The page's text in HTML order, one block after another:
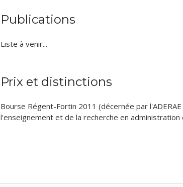
Publications
Liste à venir...
Prix et distinctions
Bourse Régent-Fortin 2011 (décernée par
l'enseignement et de la recherche en administration